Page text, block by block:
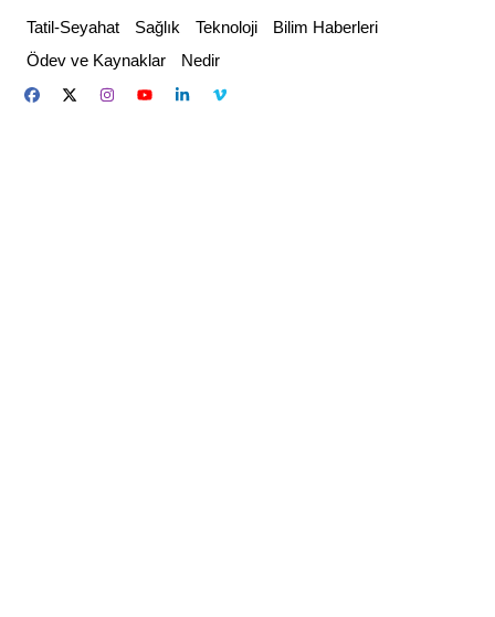
content
Tatil-Seyahat Sağlık Teknoloji
Bilim Haberleri
Ödev ve Kaynaklar
Nedir